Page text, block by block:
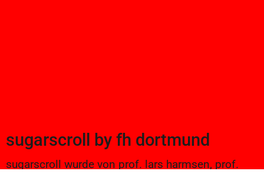
sugarscroll by fh dortmund
sugarscroll wurde von prof. lars harmsen, prof.